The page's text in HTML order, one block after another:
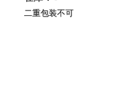
二重包装不可